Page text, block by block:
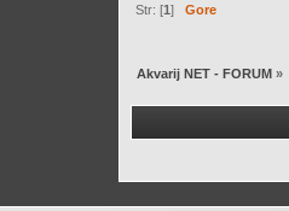
Str: [1]Gore
Akvarij NET - FORUM »